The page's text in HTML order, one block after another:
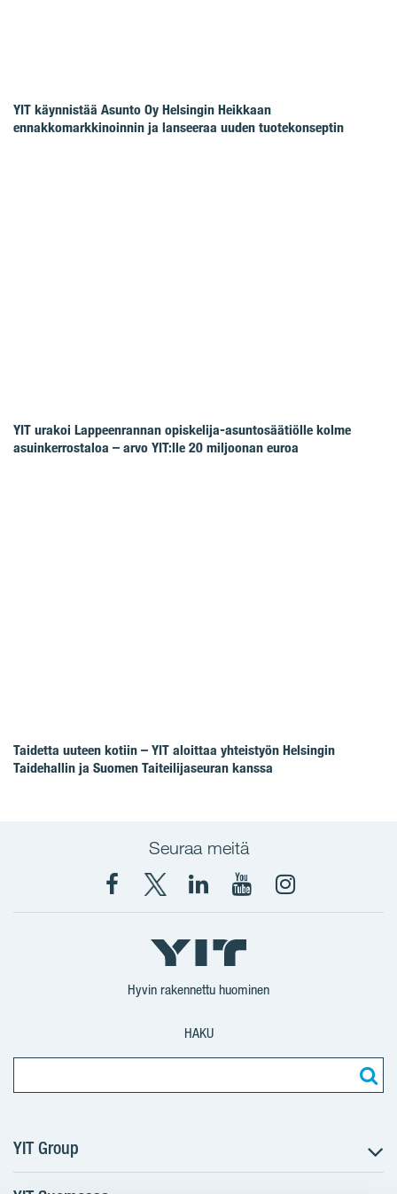
YIT käynnistää Asunto Oy Helsingin Heikkaan
ennakkomarkkinoinnin ja lanseeraa uuden tuotekonseptin
YIT urakoi Lappeenrannan opiskelija-asuntosäätiölle kolme
asuinkerrostaloa – arvo YIT:lle 20 miljoonan euroa
Taidetta uuteen kotiin – YIT aloittaa yhteistyön Helsingin
Taidehallin ja Suomen Taiteilijaseuran kanssa
Seuraa meitä
Facebook
X
YIT
Suomi
YIT
Corporation
YIT
Corporation
Instagram
Hyvin rakennettu huominen
HAKU
YIT Group